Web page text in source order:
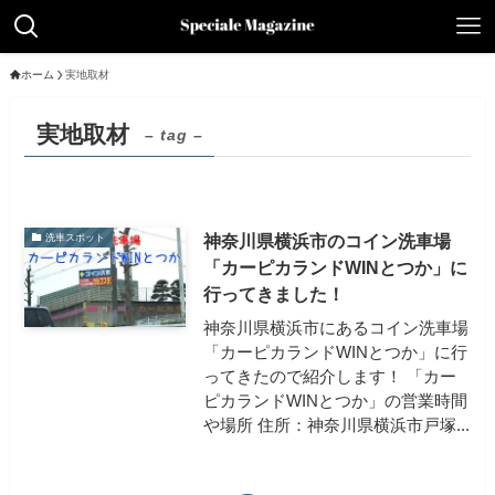
ホーム 実地取材
実地取材 – tag –
洗車スポット
神奈川県横浜市のコイン洗車場
「カーピカランドWINとつか」に
行ってきました！
神奈川県横浜市にあるコイン洗車場
「カーピカランドWINとつか」に行
ってきたので紹介します！ 「カー
ピカランドWINとつか」の営業時間
や場所 住所：神奈川県横浜市戸塚...